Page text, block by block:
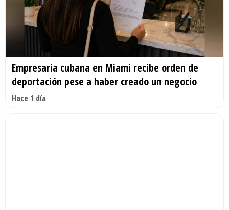
Empresaria cubana en Miami recibe orden de
deportación pese a haber creado un negocio
Hace 1 día